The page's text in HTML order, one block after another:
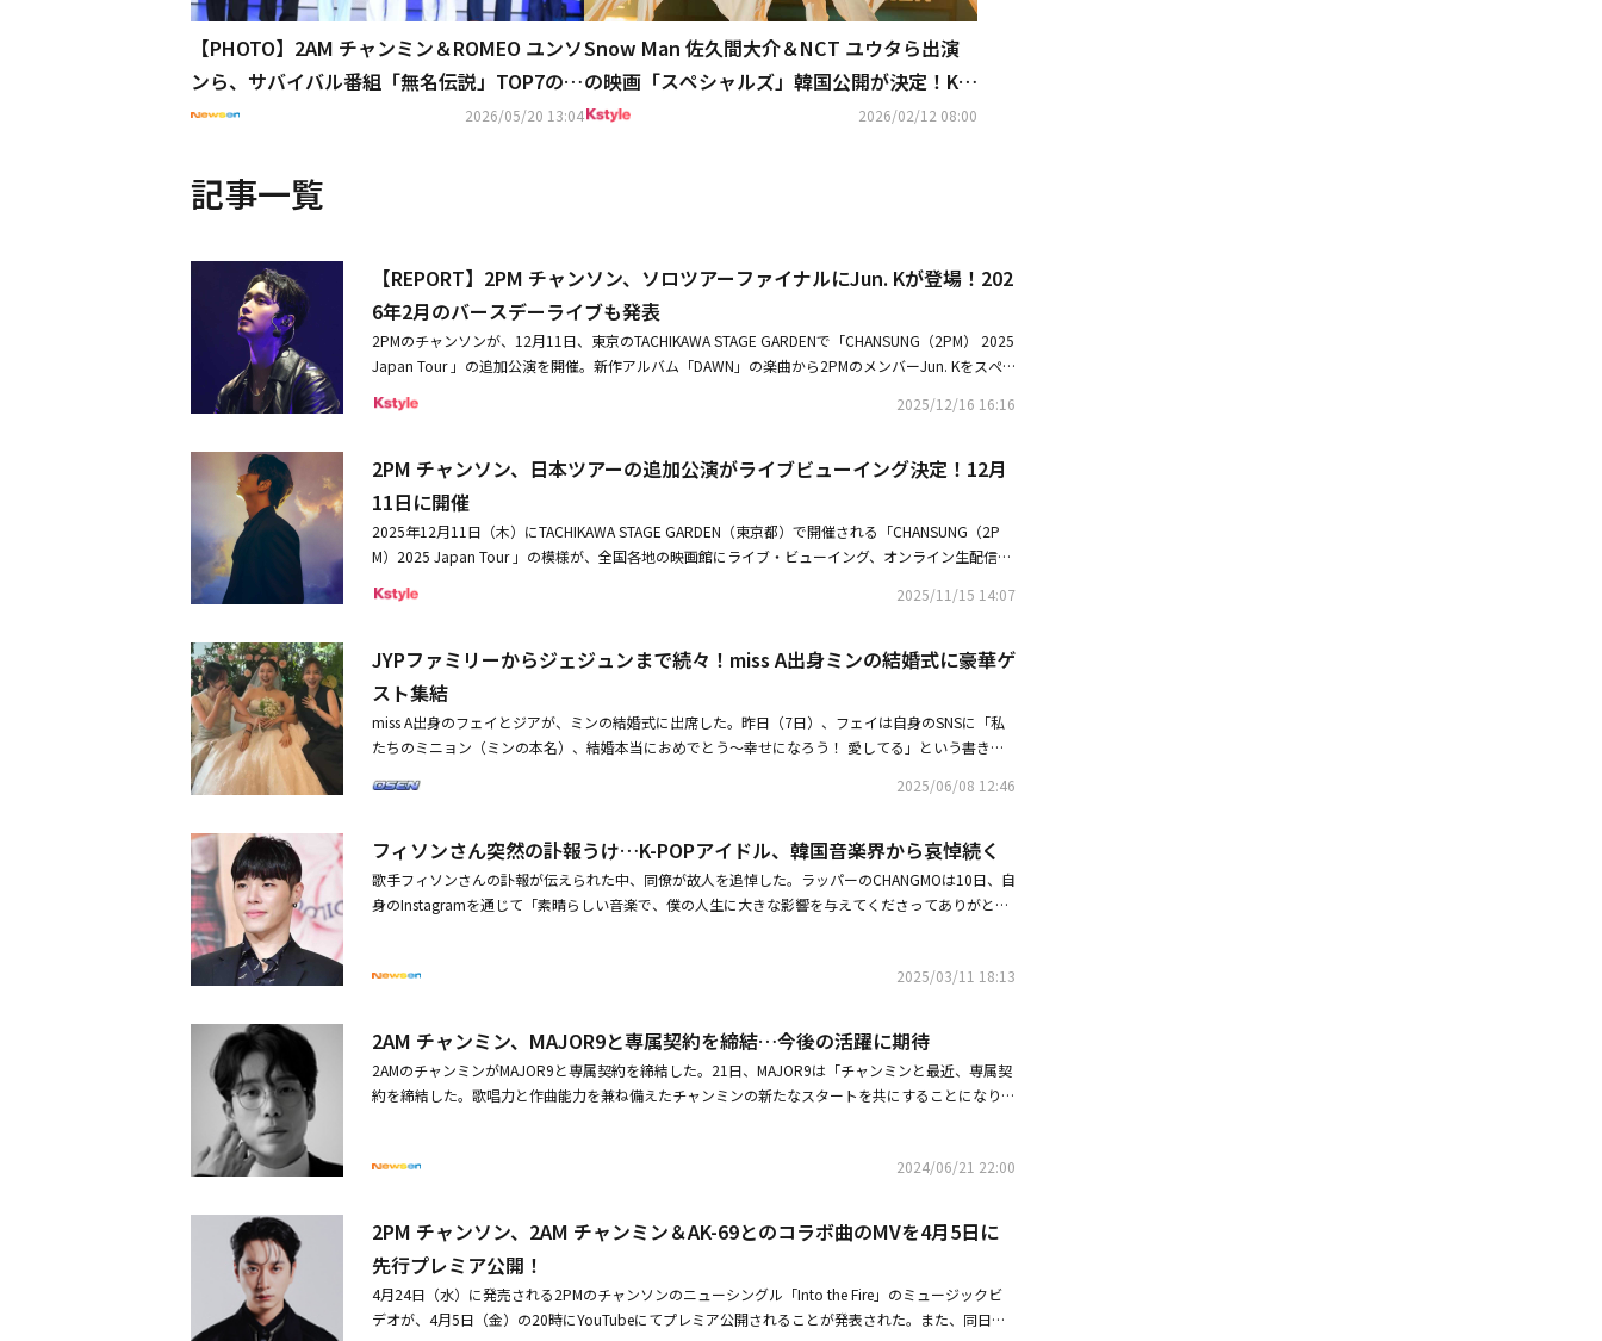
【PHOTO】2AM チャンミン＆ROMEO ユンソ
ンら、サバイバル番組「無名伝説」TOP7の記
者懇談会に出席
2026/05/20 13:04
Snow Man 佐久間大介＆NCT ユウタら出演
の映画「スペシャルズ」韓国公開が決定！K-P
OPアイドルも参加した楽曲リスト解禁2026/02/12 08:00
記事一覧
【REPORT】2PM チャンソン、ソロツアーファイナルにJun. Kが登場！202
6年2月のバースデーライブも発表
2PMのチャンソンが、12月11日、東京のTACHIKAWA STAGE GARDENで「CHANSUNG（2PM） 2025
Japan Tour 」の追加公演を開催。新作アルバム「DAWN」の楽曲から2PMのメンバーJun. Kをスぺ
からのあたたかなサプライズに静かに涙をこぼしながら、幸せに満ちた再スタートのはじめの一歩を
0月29日には1stフルアルバム「DAWN」をリリースし、11月よりアルバムを携えたツアー「CHANSU
NG（2PM） 2025 Japan Tour 」を横浜、名古屋、大阪で開催。本追加公演でツアーファイナルを迎
えた。ツアーファイナルにふさわしいゲストも登場。スペシャルゲストにJun. Kを迎え、コラボした
アルバムのリード曲「甘く 切なく 強く feat. Jun. K」のほかにも2PMの「ミダレテミナ」を2人で熱
唱。また、日本活動再始動のスタートとなった約6年ぶりのソロ曲であるアニメ「Re:Monster」の主
題歌「Into the Fire」でコラボしたHIPHOP界の重鎮AK-69と2AMのチャンミンも召喚し、豪華なステ
られてステージの中央に進むと、軽快なダンスチューン「Treasure」でライブは幕を開けた。ダンサ
ー4人としなやかに、そして力強いダンスを見せながら「Angel」までの4曲をノンストップのダンス
曲で攻め立てた。「こんばんは、2PMのチャンソンです！」とニコニコの笑顔を見せると、「ツアー
最終日。年末に公演をするのが夢でした。今年一生懸命活動した結果を見せられるのは、皆さんのお
します。やっと出る！」という嬉しい報告も。「Miss You」からは先ほどまでのダンスチューンとは
向けてコーラスを促した。テンポを上げた「Love The Way U Move」では、ダンサーの帽子の中から
赤い一凛のバラを取り出すと客席に投げて会場を沸かせた。トークでは、「追加公演ではLEDスクリ
ーンも入ったし、ゲストもいるし、最後なので演出も変わりました。今日、僕の公演に初めて来た方
は？ どうでしたか？」と客席に問いかけると、手を上げた男性に「めっちゃカッコいい！」と言わ
に座って、しっとりと歌い上げる。歌詞をかみしめるように、目をつぶって世界に入り込んでいる姿
が印象的だった。さらに「My Everything」「Tell Me Your Reason -JP Ver.-」とさまざまなカラーの
h」では、セクシーさを全開にして、会場を魅了した。ここからが、この追加公演のハイライト。ス
ペシャルゲストJun. Kの登場だ。「甘く 切なく 強く feat. Jun. K」をチャンソンが歌いだす。LEDス
クリーンの扉が開くとJun. Kが現れ、続くパートを歌う。ニコニコと笑顔で歌うJun. Kが客席を先導
たたきねぎらった。ファンの大歓声の中紹介されたJun. Kは、「チャンソンさんのために来ました。
サイコーです！」と盛り立てた満足げ。「こういうコラボステージは、初めてですね」というチャン
ソンに、Jun. Kは「そうですね。2PMの日本ツアーでユニットステージはあったけれど、アルバムの
リード曲としては初めてですね。嬉しいな」と感慨深そう。チャンソンが「僕がこの曲、一緒にやら
ない？ と誘いましたと」エピソードを語ると、Jun. Kは「ジムでね」と、裏話をかぶせてわちゃわち
2025/12/16 16:16
2PM チャンソン、日本ツアーの追加公演がライブビューイング決定！12月
11日に開催
2025年12月11日（木）にTACHIKAWA STAGE GARDEN（東京都）で開催される「CHANSUNG（2P
M）2025 Japan Tour 」の模様が、全国各地の映画館にライブ・ビューイング、オンライン生配信さ
奈川・愛知・大阪の3ヶ所で開催した日本ツアー。12月11日（木）は追加公演となり、スペシャルゲ
チャンミンのゲスト出演も決定した。2PMの曲からソロ曲やカバー曲のほか、10月29日（水）に発
売となった初のソロフルアルバム「DAWN」収録の新曲まで、数多くの曲をパフォーマンス予定。ス
ペシャルゲストのJun. K、追加ゲストのAK-69、チャンミンとの熱いコラボレーションも映画館、ま
たはオンライン生配信でお見逃しなく。■実施概要「CHANSUNG（2PM）2025 Japan Tour 」＜日
時＞ 2025年12月11日（木）18:30開演＜会場＞ 全国各地の映画館映画館はこちら＜料金＞ 4,500円
（税込／全席指定）※3歳以上有料／3歳未満で座席をご使用の場合は有料となります。※プレイガ
（土）14:00～11月17日（月）12:00CHANSUNG（2PM）JAPAN OFFICIAL FANCLUB※当落発表：12
月5日（金）14:00頃予定【プレオーダー（抽選）】2025年11月15日（土）14:00～11月17日（月）
12:00イープラス※当落発表：12月5日（金）14:00頃予定【一般発売（先着）】2025年12月6日
185-6760（10:00～18:00 オペレーター対応）〇オンライン生配信＜日時＞ 2025年12月11日（木）
間＞2025年11月18日（火）14:00～12月11日（木）18:30購入サイトはこちら※アーカイブ配信は
ございません。※チケットご購入前に必ずHP記載の注意事項をご確認ください。企画・主催：HIAN
配給：ライブ・ビューイング・ジャパン（C）2023 HIAN Inc.■関連リンク「CHANSUNG（2PM）20
25 Japan Tour 」ライブ・ビューイング特設ページチャンソン 日本オフィシャルファンクラブ
2025/11/15 14:07
JYPファミリーからジェジュンまで続々！miss A出身ミンの結婚式に豪華ゲ
スト集結
miss A出身のフェイとジアが、ミンの結婚式に出席した。昨日（7日）、フェイは自身のSNSに「私
たちのミニョン（ミンの本名）、結婚本当におめでとう～幸せになろう！ 愛してる」という書き込
が収められている。3人の集合写真に、ファンたちは「miss Aフォーエバー」と反応し、喜びを表し
愛らしい美人、結婚本当におめでとう！ 久しぶりにJYPの仲間たちに会えて嬉しかった」と愛情たっ
ぷりのお祝いコメントを投稿した。また、2AMのチョグォンも自身のSNSに「ミニョンと小学校5年
生の時に会ったけれど、結婚したんだね。花道だけを歩いてね」という書き込みと共に数枚の写真と
ジアとフェイ、チョグォン以外にも、ジェジュン、2PMのテギョンとウヨン、godのパク・チュニョ
出席し、和やかな結婚式の雰囲気を伝えた。・miss A出身ミン、本日（6/7）挙式！恋人から夫婦
に・miss A出身ミン、6月7日の結婚式を控えブライダルシャワーの様子を公開 この投稿をInstagram
で見る Mengjia(@mjbaby0203)がシェアした投稿 この投稿をInstagramで見る 王霏霏Fei페이(@ff04
2025/06/08 12:46
フィソンさん突然の訃報うけ…K-POPアイドル、韓国音楽界から哀悼続く
歌手フィソンさんの訃報が伝えられた中、同僚が故人を追悼した。ラッパーのCHANGMOは10日、自
身のInstagramを通じて「素晴らしい音楽で、僕の人生に大きな影響を与えてくださってありがと
い、20代の頃の思い出がたくさん詰まった歌手なのに、衝撃的であり、残念だ」と悲しみを露わに
ミンスは「フィソン、そこでは気楽に歌って音楽をしよう。君の澄んだ純粋さを忘れないよ。後でま
た会って一緒に歌おう」と書き込み、かつてフィソンと一緒にToyの「僕が君のそばにしばらく生き
ていたことを」を歌唱した映像を掲載。2AMのチョグォンは、フィソンさんのヒット曲の一つである
「伝えられない話」を共有、同じく2AMのチャンミンは「本当に近づきたいアーティスト。記憶に残
間が全てが光栄だった。ありがとう」と綴り、キム・チャンヨルは故人の写真と共に、「残念で申し
て黒い背景に「RIP」という短い文を掲載した。MAMAMOOのソラは白黒の写真と共に「MAMAMOO
のデビュー前、何も知らなかった私たちと一緒に素敵な歌を作ってくれて、歌ってくださり、感謝し
ている」とし、「残してくださった素敵な音楽を忘れない。謹んで故人のご冥福をお祈りする」と故
人への恋しさを伝えた。フィソンさんは、MAMAMOOが正式デビューする前の2014年、プロジェク
ト音源「Peppermint Chocolate」のフィーチャリングと作詞を担当し、グループと縁を結んだ。警
2025/03/11 18:13
2AM チャンミン、MAJOR9と専属契約を締結…今後の活躍に期待
2AMのチャンミンがMAJOR9と専属契約を締結した。21日、MAJOR9は「チャンミンと最近、専属契
約を締結した。歌唱力と作曲能力を兼ね備えたチャンミンの新たなスタートを共にすることになり、
をはじめ、様々な活動を楽しく作っていきたい」と感想を述べた。2008年に2AMのメンバーとして
「You Wouldn't Answer My Calls」など、数々の代表曲を通じて実力派メインボーカルとして認めら
れた。また、2010年からはHommeとして活動して幅広いボーカル能力を証明し、「Still Eating Wel
l」をヒットさせ、人々に愛された。チャンミンは歌手はもちろん、作曲家としても名を連ね、活発
な音楽活動を展開した。2AMの「To Love You Again」「Forgetting You」だけでなく、ドラマ「トッ
ケビ～君がくれた愛しい日々～」のOST（挿入歌）の「綺麗だから」、宇宙少女のユニットChocom
2024/06/21 22:00
2PM チャンソン、2AM チャンミン＆AK-69とのコラボ曲のMVを4月5日に
先行プレミア公開！
4月24日（水）に発売される2PMのチャンソンのニューシングル「Into the Fire」のミュージックビ
デオが、4月5日（金）の20時にYouTubeにてプレミア公開されることが発表された。また、同日の